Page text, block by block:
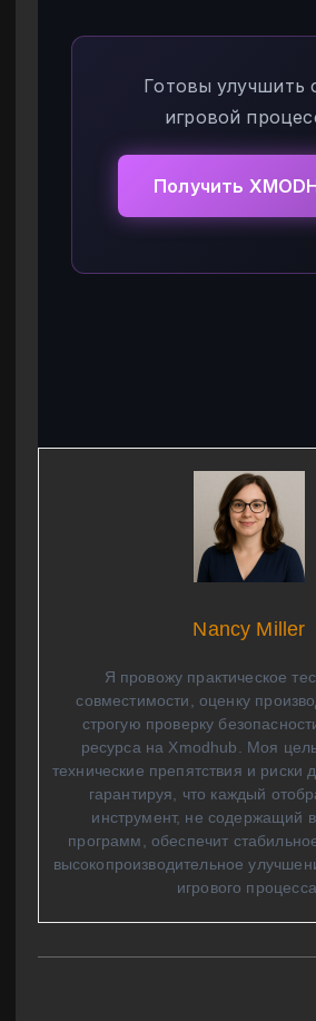
Готовы улучшить
игровой
Получить
Nancy Miller
Я провожу практическое
совместимости, оценку
строгую проверку
ресурса на Xmodhub. Моя
технические препятствия и риски
гарантируя, что каждый
инструмент, не содержащий
программ, обеспечит
высокопроизводительное
игрового процесса.